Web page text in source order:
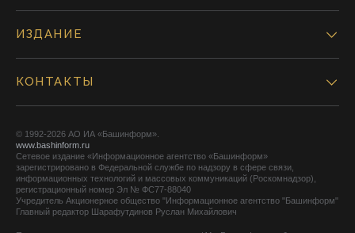
ИЗДАНИЕ
КОНТАКТЫ
© 1992-2026 АО ИА «Башинформ».
www.bashinform.ru
Сетевое издание «Информационное агентство «Башинформ»
зарегистрировано в Федеральной службе по надзору в сфере связи,
информационных технологий и массовых коммуникаций (Роскомнадзор),
регистрационный номер Эл № ФС77-88040
Учредитель Акционерное общество "Информационное агентство "Башинформ"
Главный редактор Шарафутдинов Руслан Михайлович